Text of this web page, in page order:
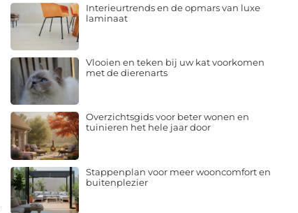
Interieurtrends en de opmars van luxe
laminaat
Vlooien en teken bij uw kat voorkomen
met de dierenarts
Overzichtsgids voor beter wonen en
tuinieren het hele jaar door
Stappenplan voor meer wooncomfort en
buitenplezier